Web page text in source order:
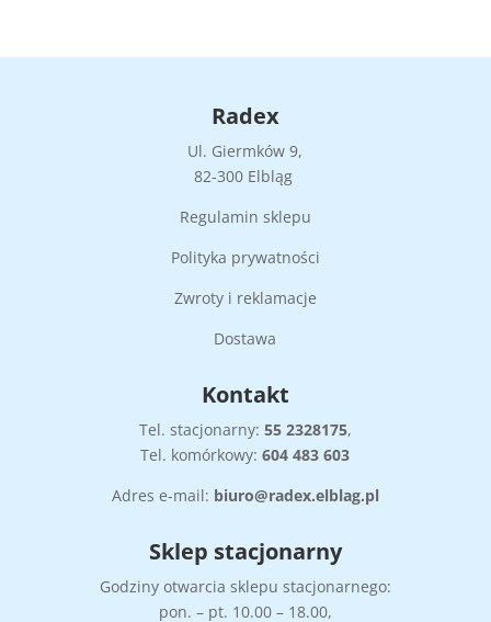
Radex
Ul. Giermków 9,
82-300 Elbląg
Regulamin sklepu
Polityka prywatności
Zwroty i reklamacje
Dostawa
Kontakt
Tel. stacjonarny: 55 2328175,
Tel. komórkowy:604 483 603
Adres e-mail: biuro@radex.elblag.pl
Sklep stacjonarny
Godziny otwarcia sklepu stacjonarnego:
pon. – pt. 10.00 – 18.00,